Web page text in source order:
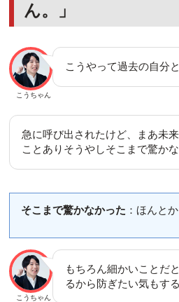
ん。」
こうちゃん
こうやって過去の自分
急に呼び出されたけど、まあ未
ことありそうやしそこまで驚かな
そこまで驚かなかった ：ほんとか
こうちゃん
もちろん細かいことだ
るから防ぎたい気もす